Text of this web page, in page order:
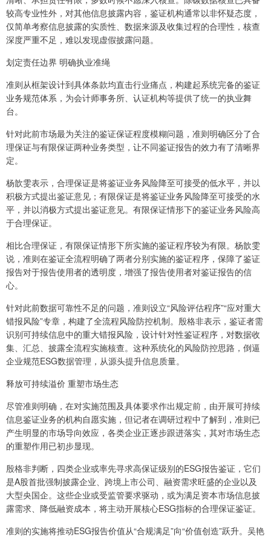
较高专业性外，对其他信息披露内容，鉴证机构通常以非怀疑态度，
仅简单考察信息披露的实质性、数据来源及收集过程的合理性，核查
深度严重不足，难以发现虚假披露问题。
划定责任边界 明确执业准绳
准则从框架设计到具体条款均直击行业痛点，构建起系统完备的鉴证
业务规范体系，为会计师事务所、认证机构等提供了统一的执业舞
台。
针对此前市场最为关注的鉴证保证程度模糊问题，准则明确区分了合
理保证与有限保证两种业务类型，让不同鉴证报告的效力有了清晰界
定。
杨歆雯表示，合理保证是将鉴证业务风险降至可接受的低水平，并以
积极方式提出鉴证意见；有限保证是将鉴证业务风险降至可接受的水
平，并以消极方式提出鉴证意见。有限保证情形下的鉴证业务风险高
于合理保证。
相比合理保证，有限保证情形下所实施的鉴证程序较为有限。杨歆雯
说，准则在鉴证全流程明确了两者分别实施的鉴证程序，保障了鉴证
报告对于报告使用者的透明度，增强了报告使用者对鉴证报告的信
心。
针对此前数据可靠性不足的问题，准则设立“风险评估程序”“应对重大
错报风险”专章，构建了全流程风险防控机制。殷格非表示，鉴证者需
识别可持续信息中的重大错报风险，设计针对性鉴证程序，对数据收
集、汇总、披露全流程实施核查。这种系统化的风险防控思路，倒逼
企业规范ESG数据管理，从源头提升信息质量。
释放可持续溢价 重塑市场生态
尽管准则明确，在对实施范围及具体要求作出规定前，由开展可持续
信息鉴证业务的机构自愿实施，但记者在调研过程中了解到，准则已
产生明显的市场导向效应，各类企业正逐步跟进落实，其对市场生态
的重塑作用已初步显现。
殷格非判断，四类企业或率先寻求高保证级别的ESG报告鉴证，它们
是A股首批强制披露企业、跨境上市公司、融资需求旺盛的企业以及
大型央国企。这些企业或受监管要求驱动，或为满足资本市场信息披
露需求、降低融资成本，将主动开展核心ESG指标的合理保证鉴证。
准则的实施将推动ESG报告价值从“合规满足”向“价值创造”跃升。吴艳